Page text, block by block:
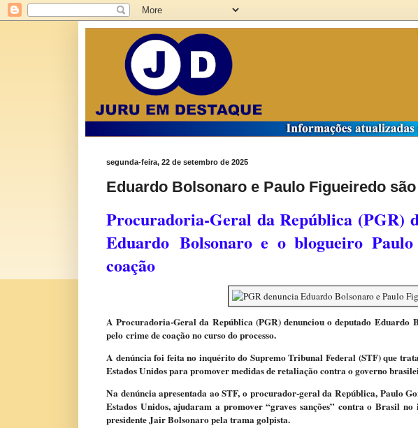
segunda-feira, 22 de setembro de 2025
Eduardo Bolsonaro e Paulo Figueiredo
Procuradoria-Geral da República (PGR)
Eduardo Bolsonaro e o blogueiro
coação
A Procuradoria-Geral da República (PGR) denunciou o deputado Eduardo
pelo crime de coação no curso do processo.
A denúncia foi feita no inquérito do Supremo Tribunal Federal (STF) que
Estados Unidos para promover medidas de retaliação contra o governo
Na denúncia apresentada ao STF, o procurador-geral da República, Paulo
Estados Unidos, ajudaram a promover “graves sanções” contra o Brasil
presidente Jair Bolsonaro pela trama golpista.